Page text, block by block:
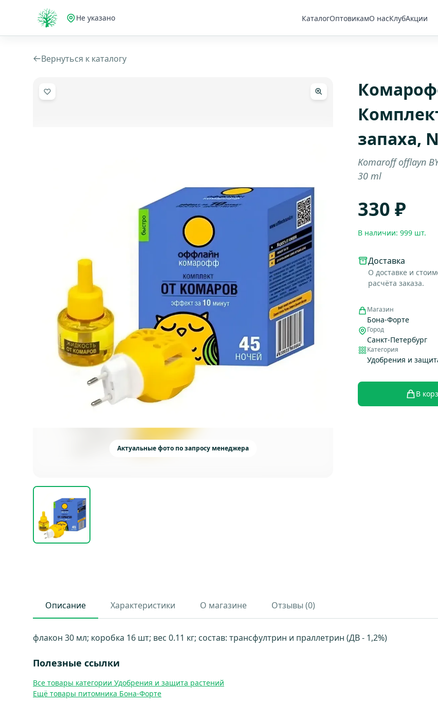
Не указано КаталогОптовикамО насКлубАкции
Вернуться к каталогу
Актуальные фото по запросу менеджера
запаха,
Komaroff offlayn
30 ml
330 ₽
В наличии: 999 шт.
Доставка
О доставке и
расчёта заказа.
Магазин
Бона-Форте
Город
Санкт-Петербург
Категория
Удобрения и
В
Описание Характеристики О магазине Отзывы (0)
флакон 30 мл; коробка 16 шт; вес 0.11 кг; состав: трансфултрин и праллетрин (ДВ - 1,2%)
Полезные ссылки
Все товары категории Удобрения и защита растений
Ещё товары питомника Бона-Форте